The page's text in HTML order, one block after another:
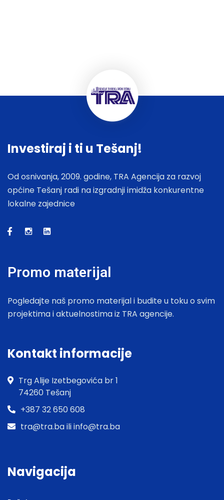
Investiraj i ti u Tešanj!
Od osnivanja, 2009. godine, TRA Agencija za razvoj
općine Tešanj radi na izgradnji imidža konkurentne
lokalne zajednice
Promo materijal
Pogledajte naš promo materijal i budite u toku o svim
projektima i aktuelnostima iz TRA agencije.
Kontakt informacije
Trg Alije Izetbegovića br 1
74260 Tešanj
+387 32 650 608
tra@tra.ba ili info@tra.ba
Navigacija